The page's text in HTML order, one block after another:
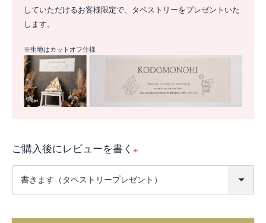
していただけるお客様限定で、タペストリーをプレゼントいた
します。
※生地はカットオフ仕様
ご購入後にレビューを書く